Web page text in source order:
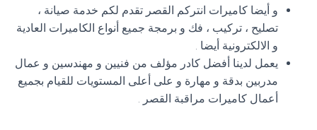
و أيضا كاميرات انتركم القصر تقدم لكم خدمة صيانة ،
تصليح ، تركيب ، فك و برمجة جميع أنواع الكاميرات العادية
و الالكترونية أيضا .
يعمل لدينا أفضل كادر مؤلف من فنيين و مهندسين و عمال
مدربين بدقة و مهارة و على أعلى المستويات للقيام بجميع
أعمال كاميرات مراقبة القصر .